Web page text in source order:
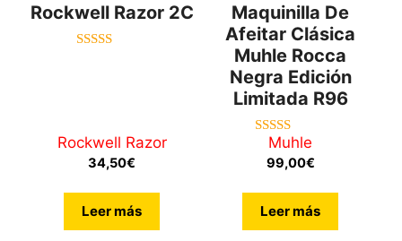
Rockwell Razor 2C
Rockwell Razor
34,50€
Leer más
Maquinilla De
Afeitar Clásica
Muhle Rocca
Negra Edición
Limitada R96
5.00
de 5
Muhle
99,00€
Leer más